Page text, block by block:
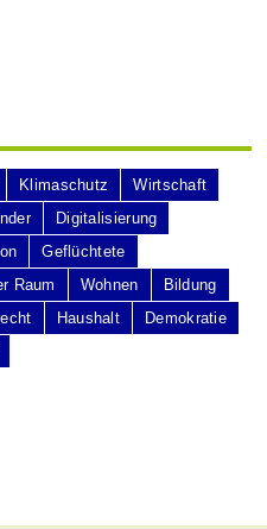
Klimaschutz
Wirtschaft
Digitalisierung
Geflüchtete
Raum Wohnen
Bildung
Haushalt
Demokratie